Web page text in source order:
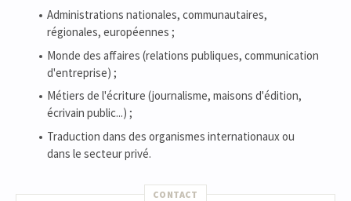
Administrations nationales, communautaires,
régionales, européennes ;
Monde des affaires (relations publiques, communication
d'entreprise) ;
Métiers de l'écriture (journalisme, maisons d'édition,
écrivain public...) ;
Traduction dans des organismes internationaux ou
dans le secteur privé.
CONTACT